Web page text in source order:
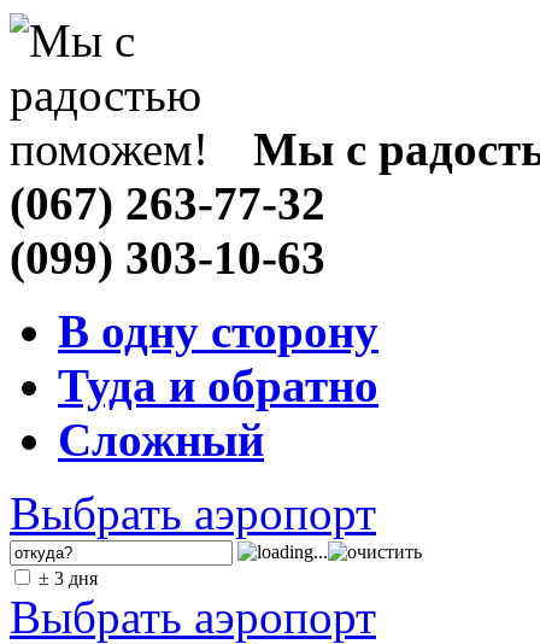
Мы с
(067) 263-77-32
(099) 303-10-63
В одну сторону
Туда и обратно
Сложный
Выбрать аэропорт
± 3 дня
Выбрать аэропорт